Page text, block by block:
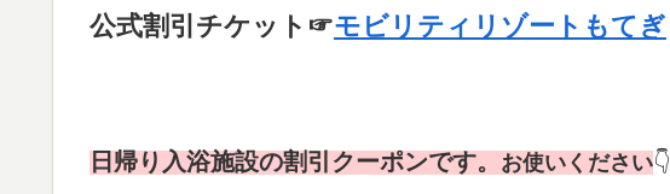
公式割引チケット☞モビリティリゾートもてぎ
日帰り入浴施設の割引クーポンです。 お使いください👇